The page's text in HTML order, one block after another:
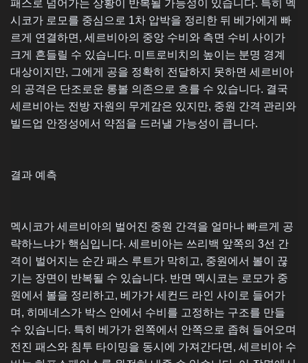
패스로 넘어가는 상황이 반복될 가능성이 있습니다. 특히 멕
시코가 로모를 중심으로 1차 압박을 정리한 뒤 베가에게 빠
르게 연결하면, 세르비아의 중앙 수비와 측면 수비 사이가
크게 흔들릴 수 있습니다. 미트로비치의 높이는 분명 경계
대상이지만, 그에게 공을 정확히 전달하지 못하면 세르비아
의 공격은 단조로운 롱볼 의존으로 흐를 수 있습니다. 결국
세르비아는 전방 자원의 무게감은 있지만, 중원 간격 관리와
빌드업 안정성에서 약점을 드러낼 가능성이 큽니다.
결과 예측
멕시코가 세르비아의 벌어진 중원 간격을 얼마나 빠르게 공
략하느냐가 핵심입니다. 세르비아는 쓰리백 앞쪽의 3선 간
격이 벌어지는 순간 패스 루트가 막히고, 중원에서 볼이 끊
기는 장면이 반복될 수 있습니다. 반면 멕시코는 로모가 중
원에서 볼을 정리하고, 베가가 세컨드 라인 사이로 들어가
며, 히메네스가 박스 안에서 수비를 고정하는 구조를 만들
수 있습니다. 특히 베가가 왼쪽에서 안쪽으로 좁혀 들어오며
전진 패스와 침투 타이밍을 동시에 가져간다면, 세르비아 수